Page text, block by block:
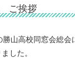
ご挨拶
勝山高校同窓会総
した。